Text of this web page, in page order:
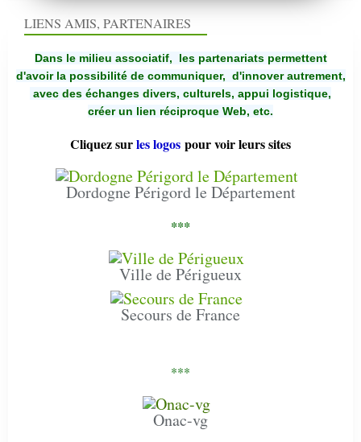
LIENS AMIS, PARTENAIRES
Dans le milieu associatif, les partenariats permettent
d'avoir la possibilité de communiquer, d'innover autrement,
avec des échanges divers, culturels, appui logistique,
créer un lien réciproque Web, etc.
Cliquez surles logos pour voir leurs sites
Dordogne Périgord le Département
***
Ville de Périgueux
Secours de France
***
Onac-vg